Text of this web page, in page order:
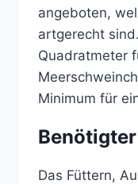
angeboten,
artgerecht
Quadratmeter
Minimum für
Das Füttern,